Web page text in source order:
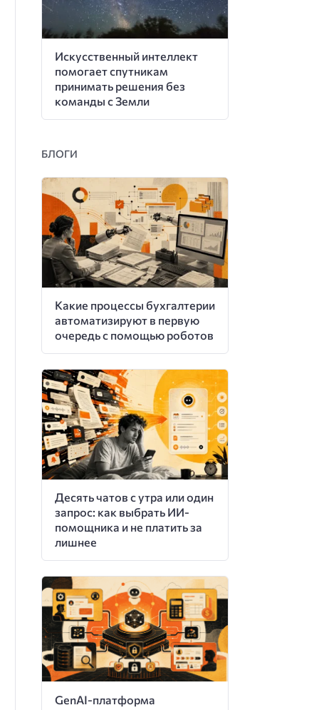
Искусственный интеллект
помогает спутникам
принимать решения без
команды с Земли
БЛОГИ
Какие процессы бухгалтерии
автоматизируют в первую
очередь с помощью роботов
Десять чатов с утра или один
запрос: как выбрать ИИ-
помощника и не платить за
лишнее
GenAI-платформа